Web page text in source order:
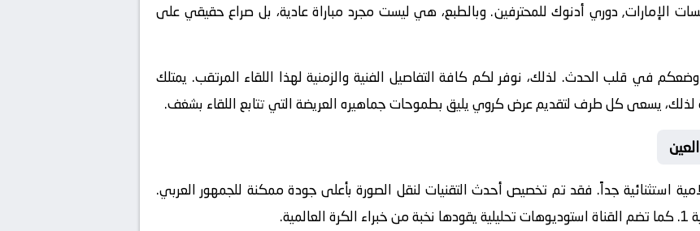
الإمارات, دوري أدنوك للمحترفين. وبالطبع، هي ليست مجرد مباراة عادية، بل صراع حقيقي على
في قلب الحدث. لذلك، نوفر لكم كافة التفاصيل الفنية والزمنية لهذا اللقاء المرتقب. يمتلك
لذلك، يسعى كل طرف لتقديم عرض كروي يليق بطموحات جماهيره العريضة التي تتابع اللقاء بشغف.
استثنائية جداً. فقد تم تخصيص أحدث التقنيات لنقل الصورة بأعلى جودة ممكنة للجمهور العربي.
. كما تضم القناة استوديوهات تحليلية يقودها نخبة من خبراء الكرة العالمية.